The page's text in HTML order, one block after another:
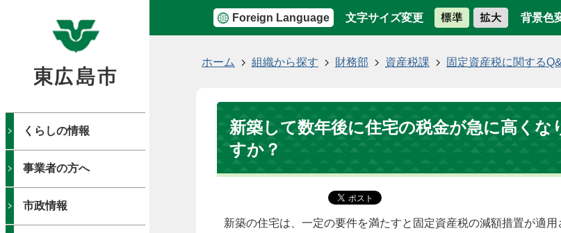
Foreign Language 文字サイズ変更 背景色
くらしの情報
事業者の方へ
市政情報
ホーム 組織から探す 財務部 資産税課 固定資産税に関する
新築して数年後に住宅の税金が急に高くな
すか？
新築の住宅は、一定の要件を満たすと固定資産税の減額措置が適